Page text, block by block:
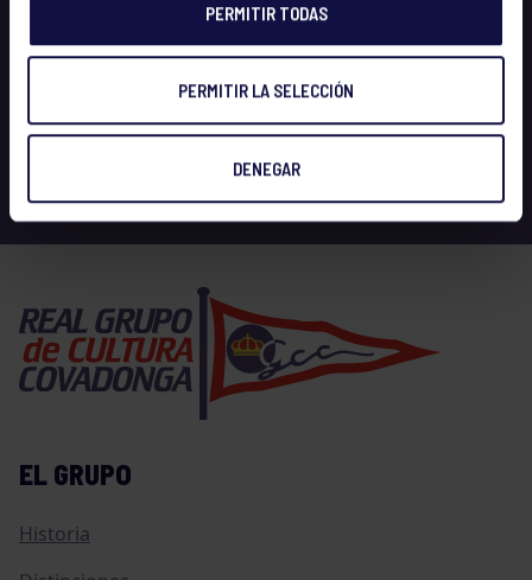
PERMITIR TODAS
PERMITIR LA SELECCIÓN
DENEGAR
EL GRUPO
Historia